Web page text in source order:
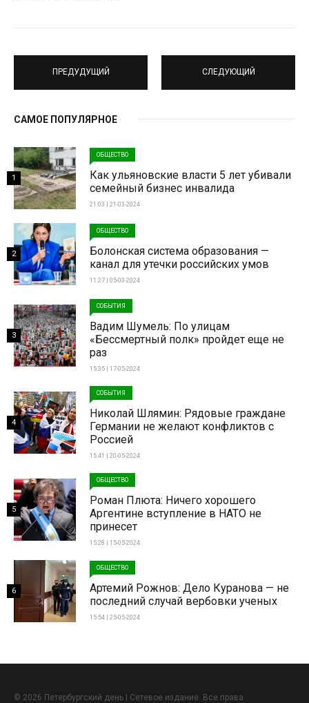
ПРЕДУДУЩИЙ СЛЕДУЮЩИЙ
САМОЕ ПОПУЛЯРНОЕ
ОБЩЕСТВО
Как ульяновские власти 5 лет убивали
семейный бизнес инвалида
21:03 | 21-03-2024
1
ОБЩЕСТВО
Болонская система образования —
канал для утечки российских умов
11:27 | 05-03-2024
2
СОБЫТИЯ
Вадим Шумель: По улицам
«Бессмертный полк» пройдет еще не
раз
15:35 | 17-05-2024
3
СОБЫТИЯ
Николай Шлямин: Рядовые граждане
Германии не желают конфликтов с
Россией
15:41 | 20-05-2024
4
ОБЩЕСТВО
Роман Плюта: Ничего хорошего
Аргентине вступление в НАТО не
принесет
15:28 | 15-05-2024
5
ОБЩЕСТВО
Артемий Рожнов: Дело Куранова — не
последний случай вербовки ученых
15:54 | 25-05-2024
6
© 2026 Петербургский день | Сетевое издание. Все права